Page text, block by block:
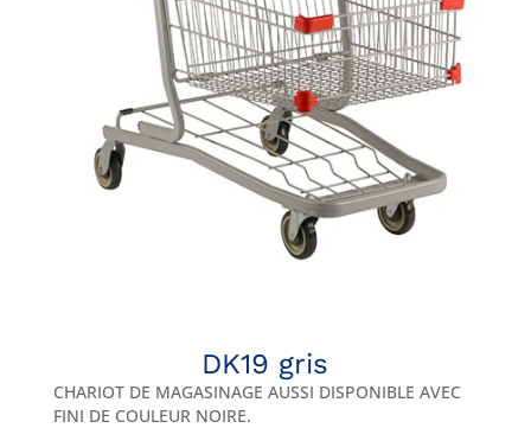
DK19 gris
CHARIOT DE MAGASINAGE AUSSI DISPONIBLE AVEC
FINI DE COULEUR NOIRE.